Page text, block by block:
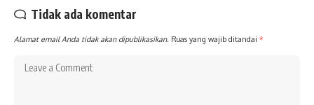
Tidak ada komentar
Alamat email Anda tidak akan dipublikasikan. Ruas yang wajib ditandai *